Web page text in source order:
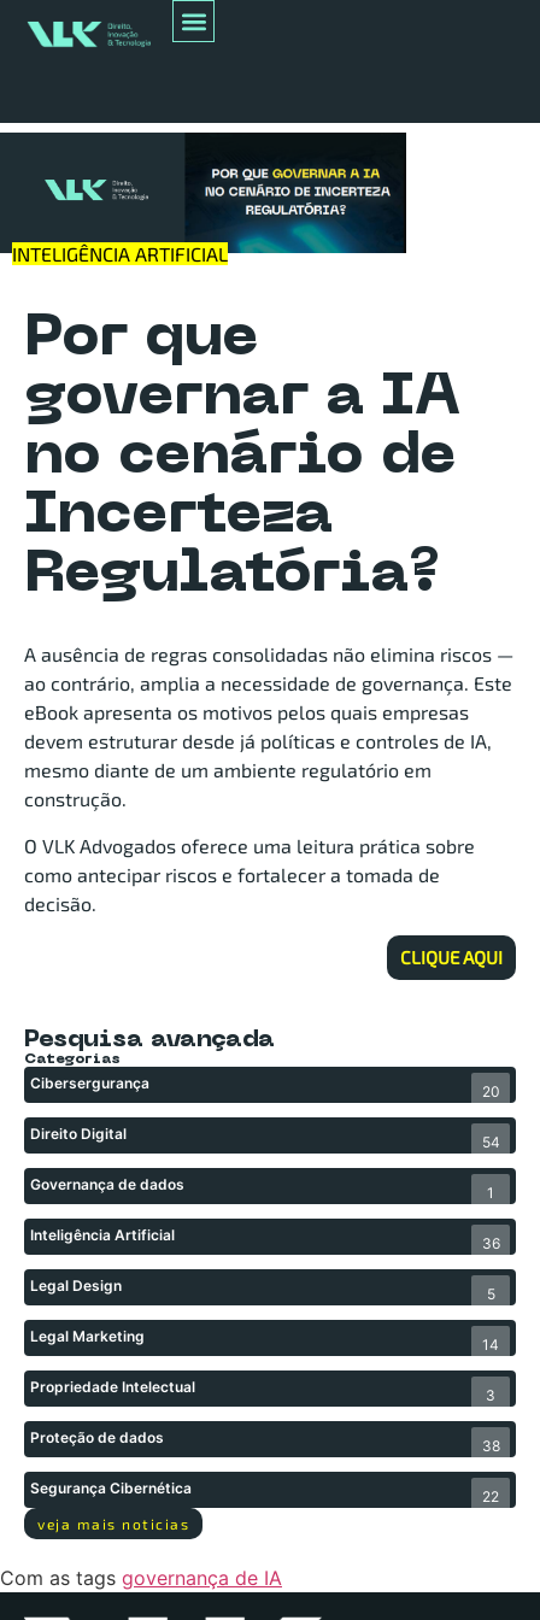
INTELIGÊNCIA ARTIFICIAL
Por que
governar a IA
no cenário de
Incerteza
Regulatória?
A ausência de regras consolidadas não elimina riscos —
ao contrário, amplia a necessidade de governança. Este
eBook apresenta os motivos pelos quais empresas
devem estruturar desde já políticas e controles de IA,
mesmo diante de um ambiente regulatório em
construção.
O VLK Advogados oferece uma leitura prática sobre
como antecipar riscos e fortalecer a tomada de
decisão.
CLIQUE AQUI
Pesquisa avançada
Categorias
Cibersergurança 20
Direito Digital 54
Governança de dados 1
Inteligência Artificial 36
Legal Design 5
Legal Marketing 14
Propriedade Intelectual 3
Proteção de dados 38
Segurança Cibernética 22
veja mais noticias
Com as tags governança de IA